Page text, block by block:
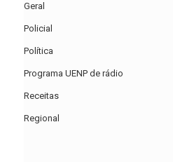
Geral
Policial
Política
Programa UENP de rádio
Receitas
Regional